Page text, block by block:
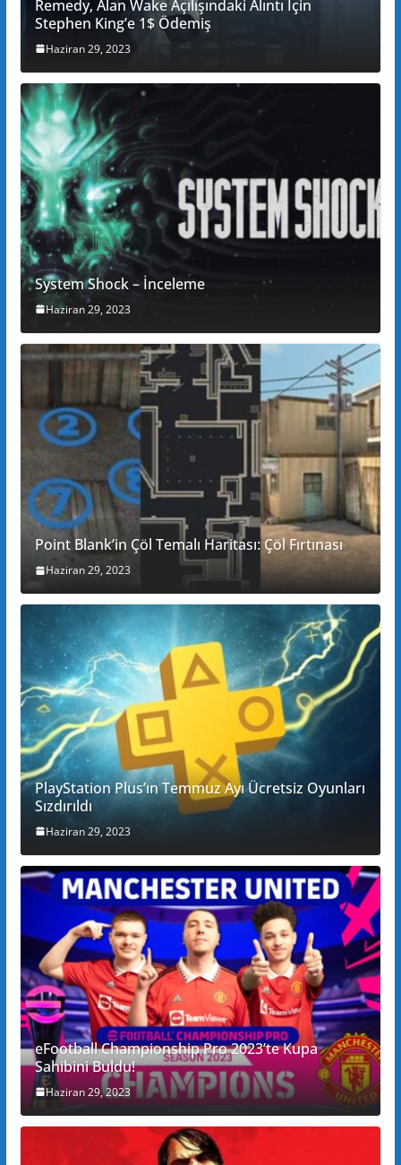
Remedy, Alan Wake Açılışındaki Alıntı İçin
Stephen King’e 1$ Ödemiş
Haziran 29, 2023
System Shock – İnceleme
Haziran 29, 2023
Point Blank’in Çöl Temalı Haritası: Çöl Fırtınası
Haziran 29, 2023
PlayStation Plus’ın Temmuz Ayı Ücretsiz Oyunları
Sızdırıldı
Haziran 29, 2023
eFootball Championship Pro 2023’te Kupa
Sahibini Buldu!
Haziran 29, 2023